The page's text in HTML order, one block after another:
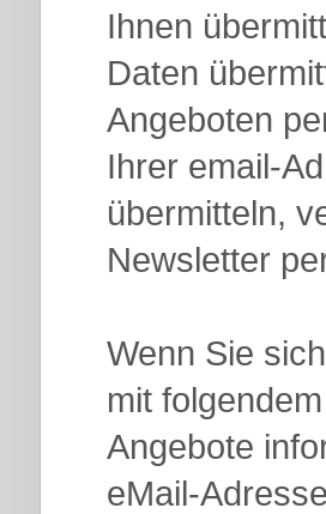
Ihnen
Daten
Angeboten
Ihrer email-
übermitteln,
Newsletter
Wenn Sie
mit
Angebote
eMail-